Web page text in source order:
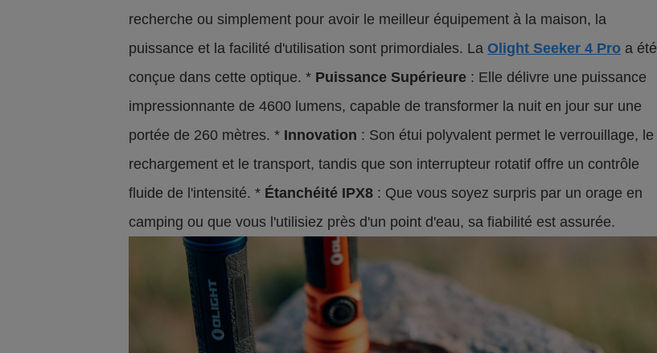
recherche ou simplement pour avoir le meilleur équipement à la maison, la
puissance et la facilité d'utilisation sont primordiales. LaOlight Seeker 4 Pro a été
conçue dans cette optique. * Puissance Supérieure : Elle délivre une puissance
impressionnante de 4600 lumens, capable de transformer la nuit en jour sur une
portée de 260 mètres. * Innovation : Son étui polyvalent permet le verrouillage, le
rechargement et le transport, tandis que son interrupteur rotatif offre un contrôle
fluide de l'intensité. * Étanchéité IPX8 : Que vous soyez surpris par un orage en
camping ou que vous l'utilisiez près d'un point d'eau, sa fiabilité est assurée.